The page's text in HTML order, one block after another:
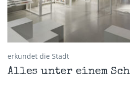
erkundet die Stadt
Alles unter einem